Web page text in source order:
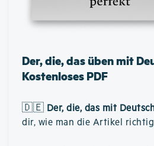
Der, die, das üben mit
Kostenloses PDF
🇩🇪 Der, die, das mit
dir, wie man die Artikel